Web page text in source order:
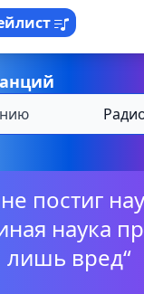
постиг
наука
лишь вред“